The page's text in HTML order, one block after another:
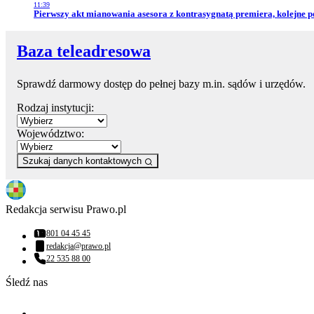
11:39
Przejdź do artykułu:
Pierwszy akt mianowania asesora z kontrasygnatą premiera, kolejne
Baza teleadresowa
Sprawdź darmowy dostęp do pełnej bazy m.in. sądów i urzędów.
Rodzaj instytucji:
Województwo:
Szukaj danych kontaktowych
Redakcja serwisu Prawo.pl
Numer telefonu:
801 04 45 45
Adres email:
redakcja@prawo.pl
Numer telefonu:
22 535 88 00
Śledź nas